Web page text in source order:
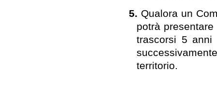
5. Qualora un
potrà
trascorsi 5
territorio.